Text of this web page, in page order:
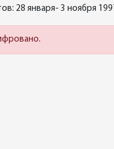
28 января- 3 ноября